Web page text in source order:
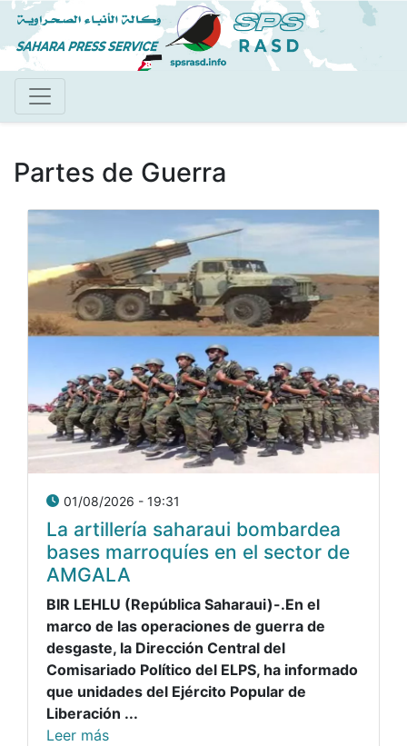
Pasar
al
contenido
Partes de Guerra
01/08/2026 - 19:31
La artillería saharaui bombardea
bases marroquíes en el sector de
AMGALA
BIR LEHLU (República Saharaui)-.En el
marco de las operaciones de guerra de
desgaste, la Dirección Central del
Comisariado Político del ELPS, ha informado
que unidades del Ejército Popular de
Liberación ...
Leer más